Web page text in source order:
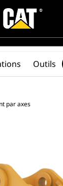
par axes
Outils